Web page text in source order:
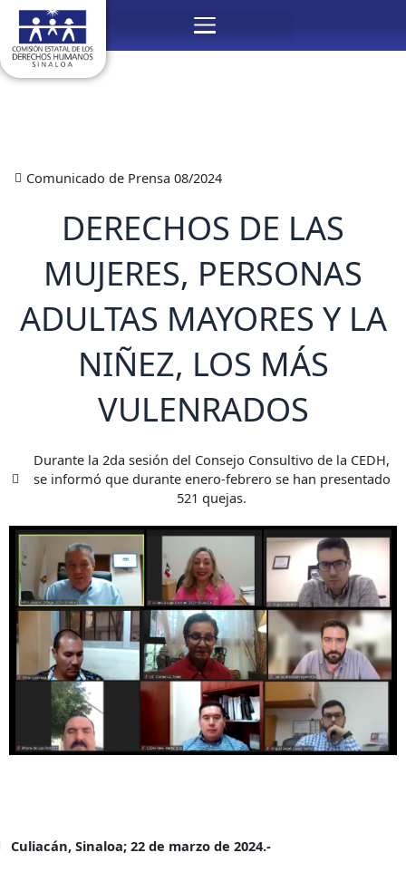
Menú
contenido
Comunicado de Prensa 08/2024
DERECHOS DE LAS
MUJERES, PERSONAS
ADULTAS MAYORES Y LA
NIÑEZ, LOS MÁS
VULENRADOS
Durante la 2da sesión del Consejo Consultivo de la CEDH,
se informó que durante enero-febrero se han presentado
521 quejas.
Culiacán, Sinaloa; 22 de marzo de 2024.-